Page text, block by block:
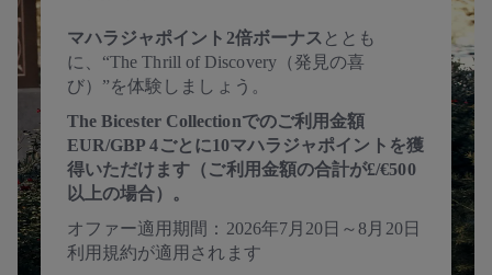
マハラジャポイント2倍ボーナス ととも
に、“The Thrill of Discovery（発見の喜
び）”を体験しましょう。
The Bicester Collectionでのご利用金額
EUR/GBP 4ごとに10マハラジャポイントを獲
得いただけます（ご利用金額の合計が£/€500
以上の場合）。
オファー適用期間：2026年7月20日～8月20日
利用規約が適用されます